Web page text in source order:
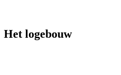
Het logebouw